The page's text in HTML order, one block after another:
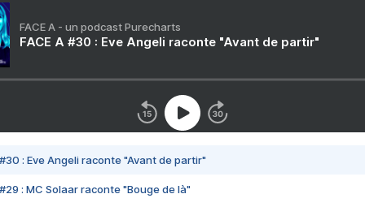
FACE A - un podcast Purecharts
FACE A #30 : Eve Angeli raconte "Avant de partir"
#30 : Eve Angeli raconte "Avant de partir"
#29 : MC Solaar raconte "Bouge de là"